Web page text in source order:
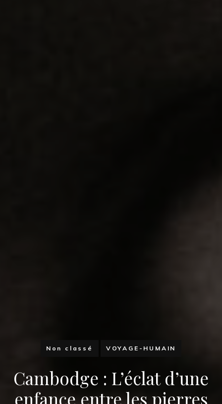
Non classé VOYAGE-HUMAIN
Cambodge : L’éclat d’une
enfance entre les pierres